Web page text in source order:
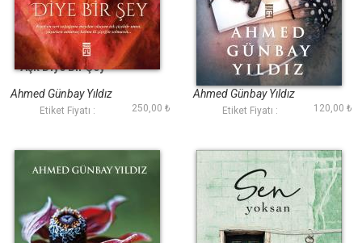
Aşk Diye Bir Şey
Ahmed Günbay Yıldız
Etiket Fiyatı : 250,00 ₺
Hayata Dair Notlar
Ahmed Günbay Yıldız
Etiket Fiyatı : 120,00 ₺